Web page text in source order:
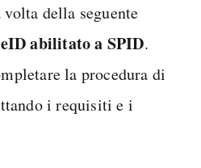
volta della seguente
abilitato a SPID.
la procedura di
i requisiti e i